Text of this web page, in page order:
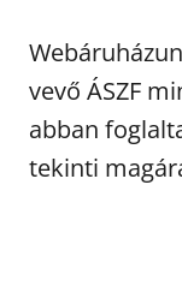
vevő ÁSZF
abban
tekinti